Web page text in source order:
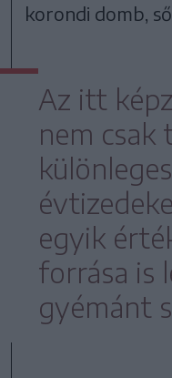
korondi domb,
Az itt
nem csak
egyik
forrása is
gyémánt